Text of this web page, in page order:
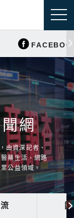
網
由資深記者、
藥生活、網路
公益領域。